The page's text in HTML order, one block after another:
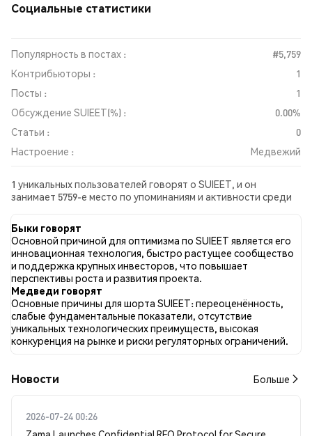
Социальные статистики
Популярность в постах :
#5,759
Контрибьюторы :
1
Посты :
1
Обсуждение SUIEET(%) :
0.00%
Статьи :
0
Настроение :
Медвежий
1 уникальных пользователей говорят о SUIEET, и он
занимает 5759-е место по упоминаниям и активности среди
отношении SUIEET во всех социальных сетях было
Медвежий. Всего было опубликовано 0 новостных статей о
SUIEET. В Twitter 50.00% твитов имели бычий настрой по
сравнению с 0.00% твитов с медвежьим настроем по SUIEET.
50.00% твитов были нейтральными по отношению к SUIEET.
Эти данные основаны на 2 твитах.
Быки говорят
Основной причиной для оптимизма по SUIEET является его
инновационная технология, быстро растущее сообщество
и поддержка крупных инвесторов, что повышает
перспективы роста и развития проекта.
Медведи говорят
Основные причины для шорта SUIEET: переоценённость,
слабые фундаментальные показатели, отсутствие
уникальных технологических преимуществ, высокая
конкуренция на рынке и риски регуляторных ограничений.
Новости Больше
2026-07-24 00:26